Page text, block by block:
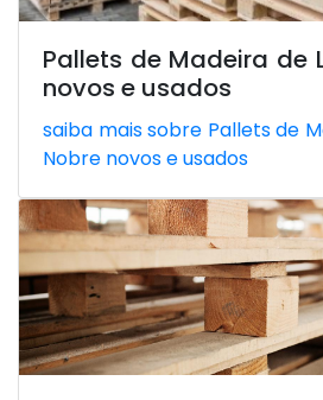
Pallets de Madeira de
novos e usados
saiba mais sobre Pallets de
Nobre novos e usados